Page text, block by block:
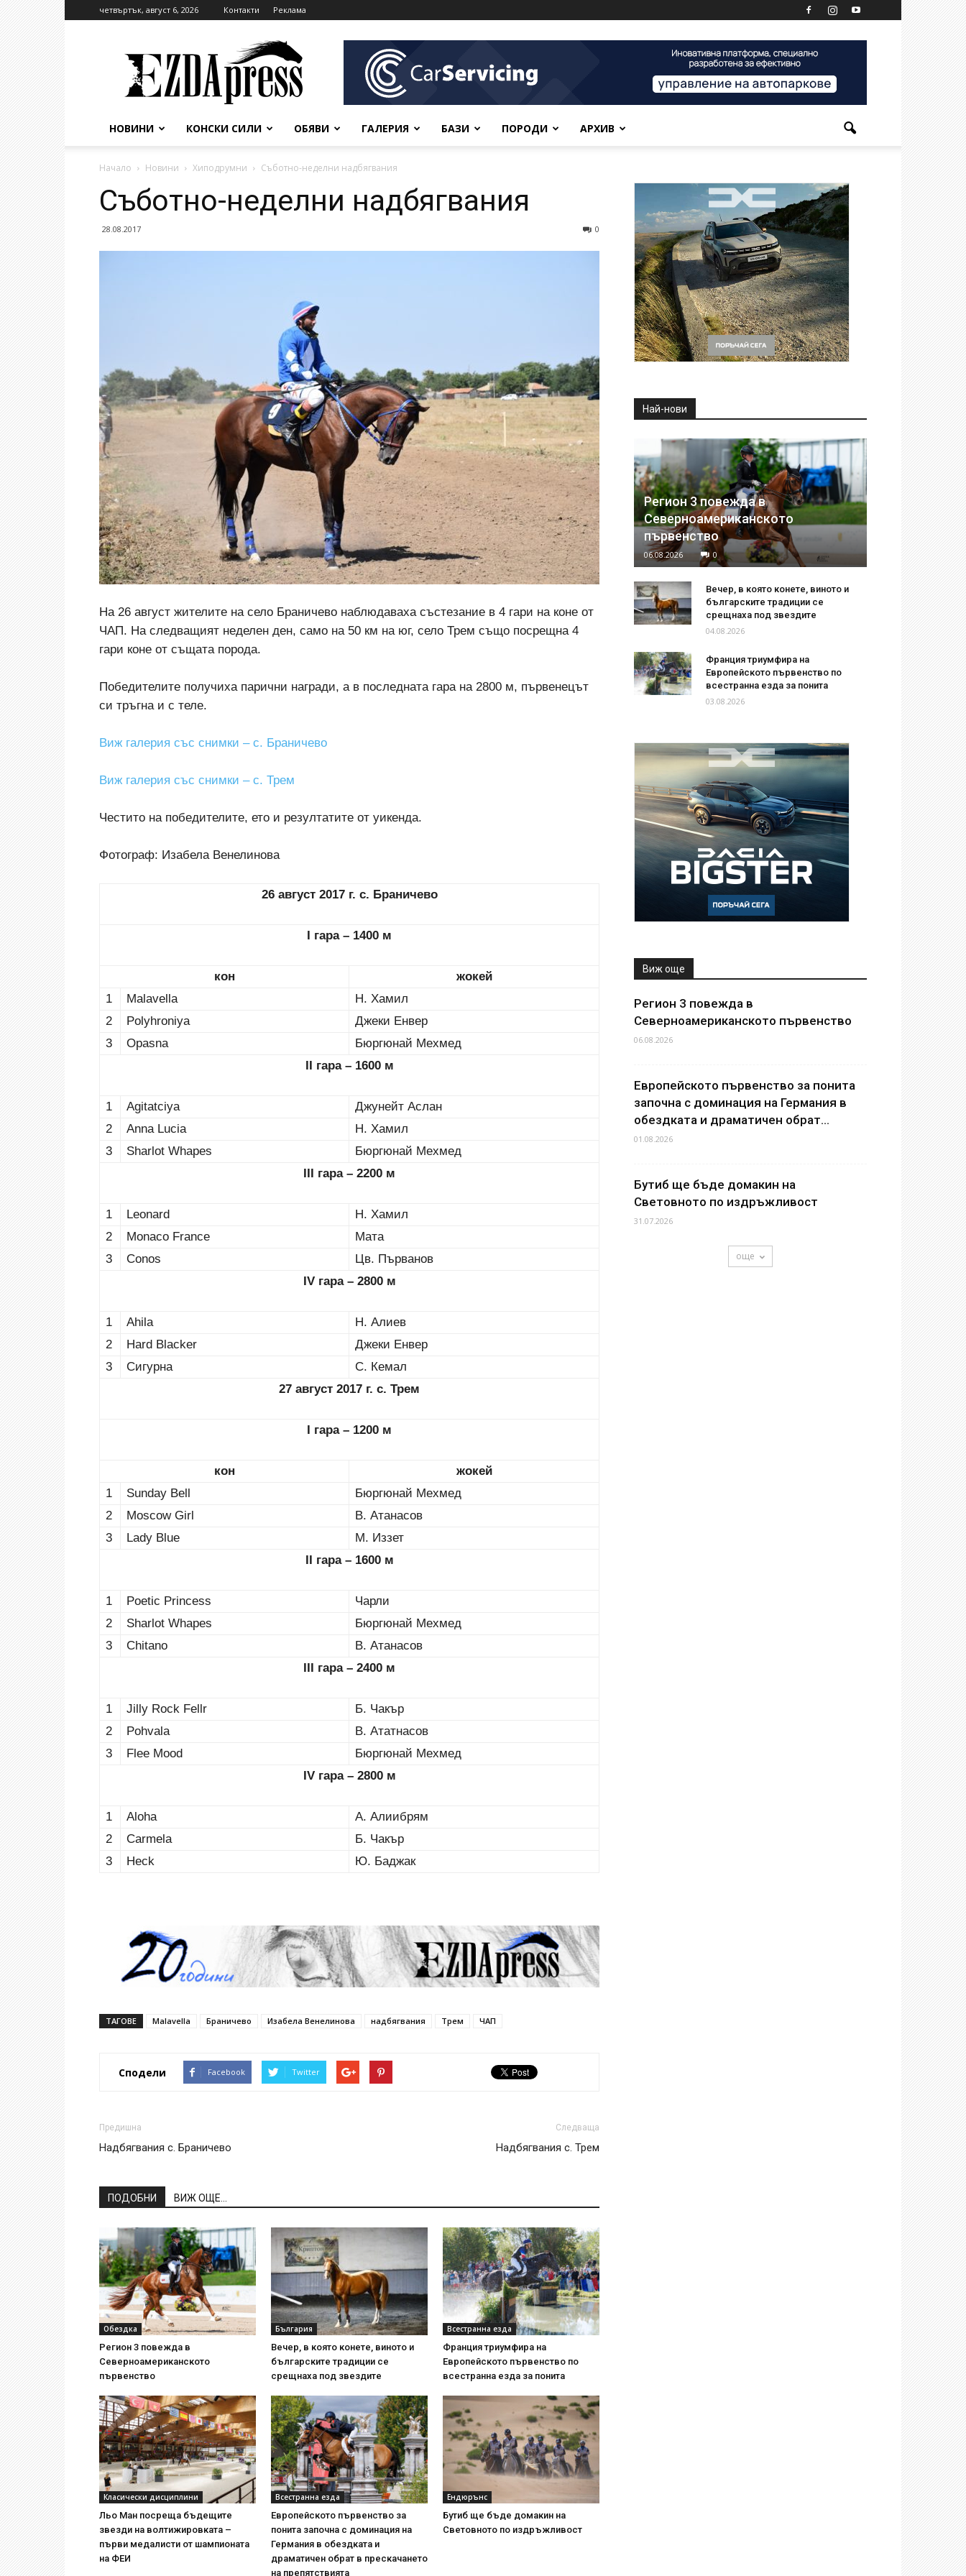
четвъртък, август 6, 2026 Контакти Реклама
НОВИНИ КОНСКИ СИЛИ ОБЯВИ ГАЛЕРИЯ БАЗИ ПОРОДИ АРХИВ
Начало Новини Хиподрумни Съботно-неделни надбягвания
Съботно-неделни надбягвания
28.08.2017 0
На 26 август жителите на село Браничево наблюдаваха състезание в 4 гари на коне от
ЧАП. На следващият неделен ден, само на 50 км на юг, село Трем също посрещна 4
гари коне от същата порода.
Победителите получиха парични награди, а в последната гара на 2800 м, първенецът
си тръгна и с теле.
Виж галерия със снимки – с. Браничево
Виж галерия със снимки – с. Трем
Честито на победителите, ето и резултатите от уикенда.
Фотограф: Изабела Венелинова
26 август 2017 г. с. Браничево
I гара – 1400 м
кон
жокей
1
Malavella
Н. Хамил
2
Polyhroniya
Джеки Енвер
3
Opasna
Бюргюнай Мехмед
II гара – 1600 м
1 Agitatciya
Джунейт Аслан
2
Anna Lucia
Н. Хамил
3
Sharlot Whapes
Бюргюнай Мехмед
III гара – 2200 м
1 Leonard
Н. Хамил
2
Monaco France
Мата
3
Conos
Цв. Първанов
IV гара – 2800 м
1 Ahila
Н. Алиев
2
Hard Blacker
Джеки Енвер
3
Сигурна
С. Кемал
27 август 2017 г. с. Трем
I гара – 1200 м
кон
жокей
1
Sunday Bell
Бюргюнай Мехмед
2
Moscow Girl
В. Атанасов
3
Lady Blue
М. Иззет
II гара – 1600 м
1 Poetic Princess
Чарли
2
Sharlot Whapes
Бюргюнай Мехмед
3
Chitano
В. Атанасов
III гара – 2400 м
1 Jilly Rock Fellr
Б. Чакър
2
Pohvala
В. Ататнасов
3
Flee Mood
Бюргюнай Мехмед
IV гара – 2800 м
1 Aloha
А. Алиибрям
2
Carmela
Б. Чакър
3
Heck Ю. Баджак
ТАГОВЕ Malavella Браничево Изабела Венелинова надбягвания Трем ЧАП
Сподели Facebook Twitter
Предишна
Надбягвания с. Браничево
Следваща
Надбягвания с. Трем
ПОДОБНИ ВИЖ ОЩЕ...
Обездка
Регион 3 повежда в
Северноамериканското
първенство
България
Вечер, в която конете, виното и
българските традиции се
срещнаха под звездите
Всестранна езда
Франция триумфира на
Европейското първенство по
всестранна езда за понита
Класически дисциплини
Льо Ман посреща бъдещите
звезди на волтижировката –
първи медалисти от шампионата
на ФЕИ
Всестранна езда
Европейското първенство за
понита започна с доминация на
Германия в обездката и
драматичен обрат в прескачането
на препятствията
Ендюрънс
Бутиб ще бъде домакин на
Световното по издръжливост
Най-нови
Регион 3 повежда в
Северноамериканското
първенство
06.08.2026 0
Вечер, в която конете, виното и
българските традиции се
срещнаха под звездите
04.08.2026
Франция триумфира на
Европейското първенство по
всестранна езда за понита
03.08.2026
Виж още
Регион 3 повежда в
Северноамериканското първенство
06.08.2026
Европейското първенство за понита
започна с доминация на Германия в
обездката и драматичен обрат...
01.08.2026
Бутиб ще бъде домакин на
Световното по издръжливост
31.07.2026
още